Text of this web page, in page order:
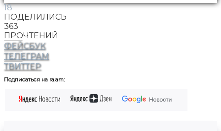
18
ПОДЕЛИЛИСЬ
363
ПРОЧТЕНИЙ
ФЕЙСБУК
ТЕЛЕГРАМ
ТВИТТЕР
Подписаться на ra.am: